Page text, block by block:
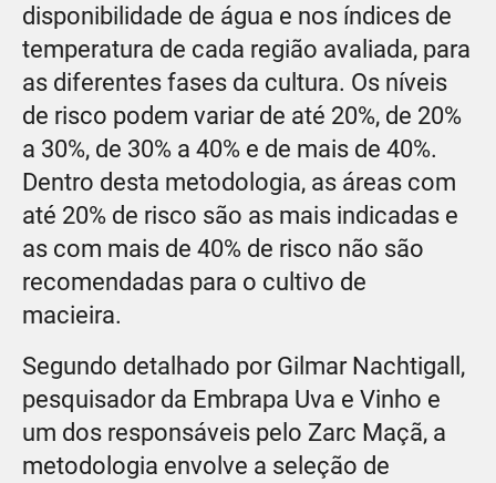
disponibilidade de água e nos índices de
temperatura de cada região avaliada, para
as diferentes fases da cultura. Os níveis
de risco podem variar de até 20%, de 20%
a 30%, de 30% a 40% e de mais de 40%.
Dentro desta metodologia, as áreas com
até 20% de risco são as mais indicadas e
as com mais de 40% de risco não são
recomendadas para o cultivo de
macieira.
Segundo detalhado por Gilmar Nachtigall,
pesquisador da Embrapa Uva e Vinho e
um dos responsáveis pelo Zarc Maçã, a
metodologia envolve a seleção de